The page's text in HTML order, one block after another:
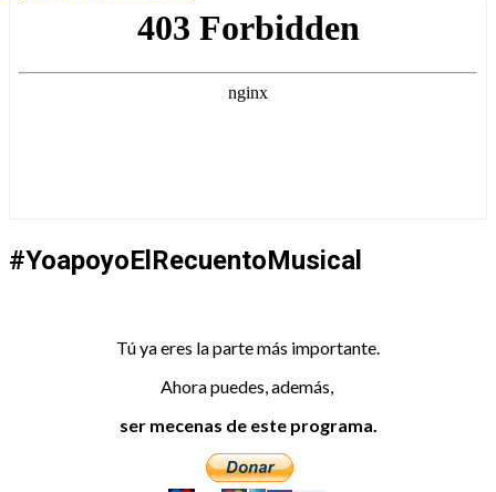
#YoapoyoElRecuentoMusical
Tú ya eres la parte más importante.
Ahora puedes, además,
ser mecenas de este programa.